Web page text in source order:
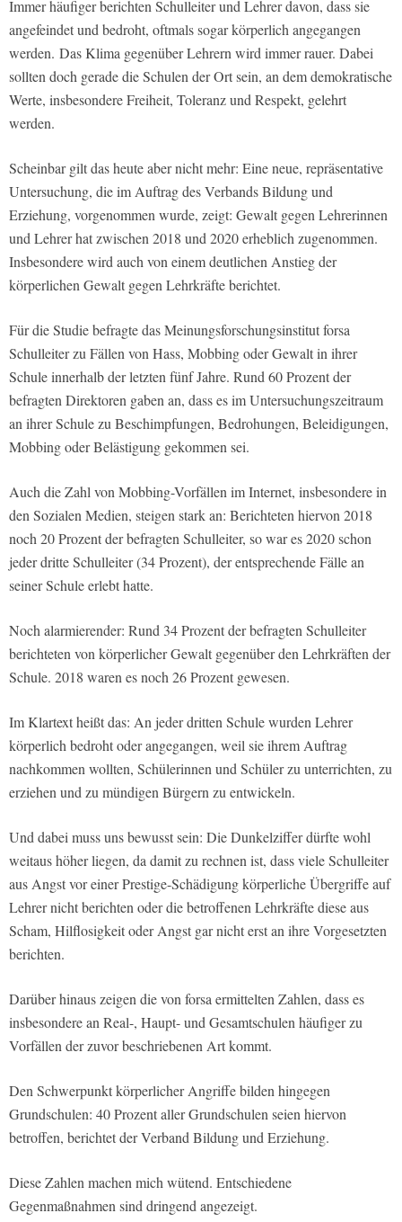
Immer häufiger berichten Schulleiter und Lehrer davon, dass sie
angefeindet und bedroht, oftmals sogar körperlich angegangen
werden. Das Klima gegenüber Lehrern wird immer rauer. Dabei
sollten doch gerade die Schulen der Ort sein, an dem demokratische
Werte, insbesondere Freiheit, Toleranz und Respekt, gelehrt
werden.
Scheinbar gilt das heute aber nicht mehr: Eine neue, repräsentative
Untersuchung, die im Auftrag des Verbands Bildung und
Erziehung, vorgenommen wurde, zeigt: Gewalt gegen Lehrerinnen
und Lehrer hat zwischen 2018 und 2020 erheblich zugenommen.
Insbesondere wird auch von einem deutlichen Anstieg der
körperlichen Gewalt gegen Lehrkräfte berichtet.
Für die Studie befragte das Meinungsforschungsinstitut forsa
Schulleiter zu Fällen von Hass, Mobbing oder Gewalt in ihrer
Schule innerhalb der letzten fünf Jahre. Rund 60 Prozent der
befragten Direktoren gaben an, dass es im Untersuchungszeitraum
an ihrer Schule zu Beschimpfungen, Bedrohungen, Beleidigungen,
Mobbing oder Belästigung gekommen sei.
Auch die Zahl von Mobbing-Vorfällen im Internet, insbesondere in
den Sozialen Medien, steigen stark an: Berichteten hiervon 2018
noch 20 Prozent der befragten Schulleiter, so war es 2020 schon
jeder dritte Schulleiter (34 Prozent), der entsprechende Fälle an
seiner Schule erlebt hatte.
Noch alarmierender: Rund 34 Prozent der befragten Schulleiter
berichteten von körperlicher Gewalt gegenüber den Lehrkräften der
Schule. 2018 waren es noch 26 Prozent gewesen.
Im Klartext heißt das: An jeder dritten Schule wurden Lehrer
körperlich bedroht oder angegangen, weil sie ihrem Auftrag
nachkommen wollten, Schülerinnen und Schüler zu unterrichten, zu
erziehen und zu mündigen Bürgern zu entwickeln.
Und dabei muss uns bewusst sein: Die Dunkelziffer dürfte wohl
weitaus höher liegen, da damit zu rechnen ist, dass viele Schulleiter
aus Angst vor einer Prestige-Schädigung körperliche Übergriffe auf
Lehrer nicht berichten oder die betroffenen Lehrkräfte diese aus
Scham, Hilflosigkeit oder Angst gar nicht erst an ihre Vorgesetzten
berichten.
Darüber hinaus zeigen die von forsa ermittelten Zahlen, dass es
insbesondere an Real-, Haupt- und Gesamtschulen häufiger zu
Vorfällen der zuvor beschriebenen Art kommt.
Den Schwerpunkt körperlicher Angriffe bilden hingegen
Grundschulen: 40 Prozent aller Grundschulen seien hiervon
betroffen, berichtet der Verband Bildung und Erziehung.
Diese Zahlen machen mich wütend. Entschiedene
Gegenmaßnahmen sind dringend angezeigt.